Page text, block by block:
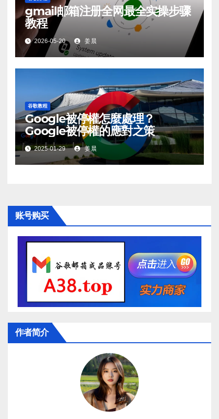
gmail邮箱注册全网最全实操步骤
教程
2026-05-20 姜晨
谷歌教程
Google被停權怎麼處理？
Google被停權的應對之策
2025-01-29 姜晨
账号购买
作者简介